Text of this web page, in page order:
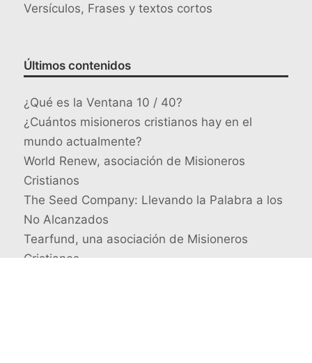
Versículos, Frases y textos cortos
Últimos contenidos
¿Qué es la Ventana 10 / 40?
¿Cuántos misioneros cristianos hay en el
mundo actualmente?
World Renew, asociación de Misioneros
Cristianos
The Seed Company: Llevando la Palabra a los
No Alcanzados
Tearfund, una asociación de Misioneros
Cristianos